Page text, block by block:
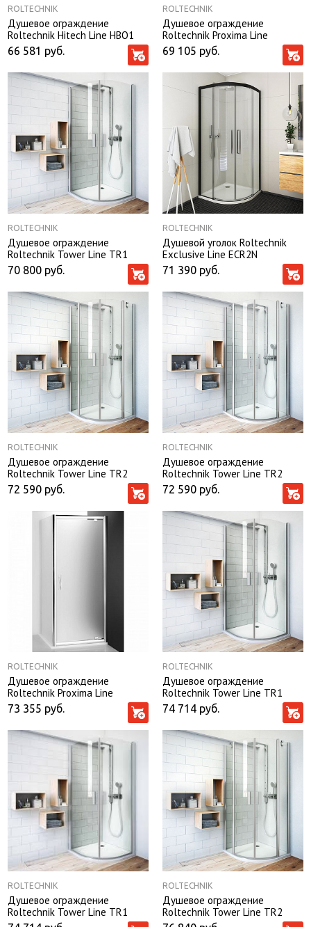
ROLTECHNIK
Душевое ограждение
Roltechnik Hitech Line HBO1
90*90*200 две двери без
поддона
66 581 руб.
ROLTECHNIK
Душевое ограждение
Roltechnik Proxima Line
PXDO1N 100*100*200 стекло
transparent без поддона
69 105 руб.
ROLTECHNIK
Душевое ограждение
Roltechnik Tower Line TR1
90*90*200 профиль глянцевый
хром без поддона
70 800 руб.
ROLTECHNIK
Душевой уголок Roltechnik
Exclusive Line ECR2N
90*90*205 профиль черный
матовый без поддона
71 390 руб.
ROLTECHNIK
Душевое ограждение
Roltechnik Tower Line TR2
90*90*200 без поддона
72 590 руб.
ROLTECHNIK
Душевое ограждение
Roltechnik Tower Line TR2
Light 90*90*200
72 590 руб.
ROLTECHNIK
Душевое ограждение
Roltechnik Proxima Line
PXDO1N 90*90*200 стекло
satinato без поддона
73 355 руб.
ROLTECHNIK
Душевое ограждение
Roltechnik Tower Line ТR1
100*100*200 профиль матовый
хром без поддона
74 714 руб.
ROLTECHNIK
Душевое ограждение
Roltechnik Tower Line TR1
100*100*200 профиль
ROLTECHNIK
Душевое ограждение
Roltechnik Tower Line TR2
80*80*200 без поддона